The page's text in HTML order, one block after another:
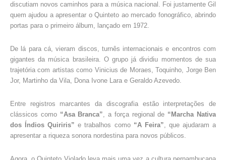
discutiam novos caminhos para a música nacional. Foi justamente Gil
quem ajudou a apresentar o Quinteto ao mercado fonográfico, abrindo
portas para o primeiro álbum, lançado em 1972.
De lá para cá, vieram discos, turnês internacionais e encontros com
gigantes da música brasileira. O grupo já dividiu momentos de sua
trajetória com artistas como Vinicius de Moraes, Toquinho, Jorge Ben
Jor, Martinho da Vila, Dona Ivone Lara e Geraldo Azevedo.
Entre registros marcantes da discografia estão interpretações de
clássicos como “Asa Branca”, a força regional de “Marcha Nativa
dos Índios Quiriris” e trabalhos como “A Feira”, que ajudaram a
apresentar a riqueza sonora nordestina para novos públicos.